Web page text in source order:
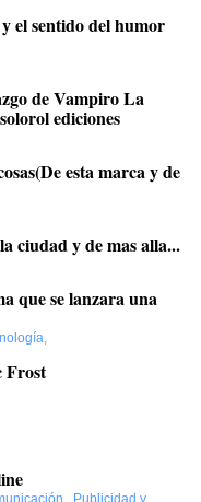
el sentido del humor
de Vampiro La
ediciones
esta marca y de
ciudad y de mas alla...
que se lanzara una
,
Frost
, Publicidad y